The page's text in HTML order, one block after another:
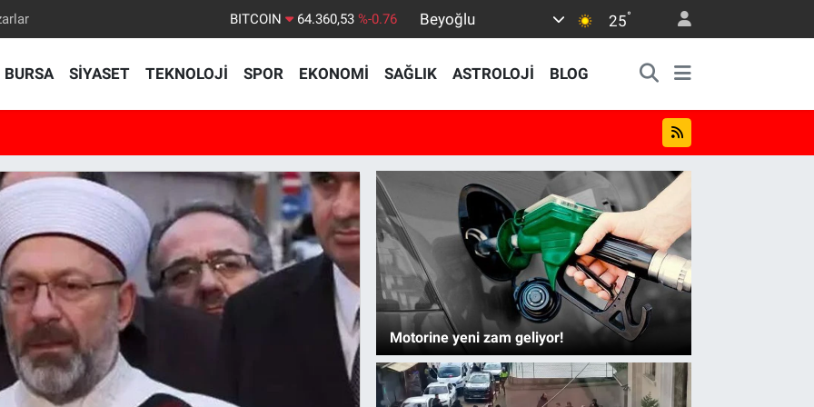
DOLAR 47,7143 %0.16
STERLİN
64,2463 %0.07
BITCOIN
64.360,53 %-0.76
Beyoğlu 25°
BURSA SİYASET TEKNOLOJİ SPOR EKONOMİ SAĞLIK ASTROLOJİ BLOG
Motorine yeni zam geliyor!